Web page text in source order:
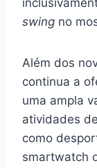
swing no
Além dos
continua a
uma ampla
atividades
como
smartwatch